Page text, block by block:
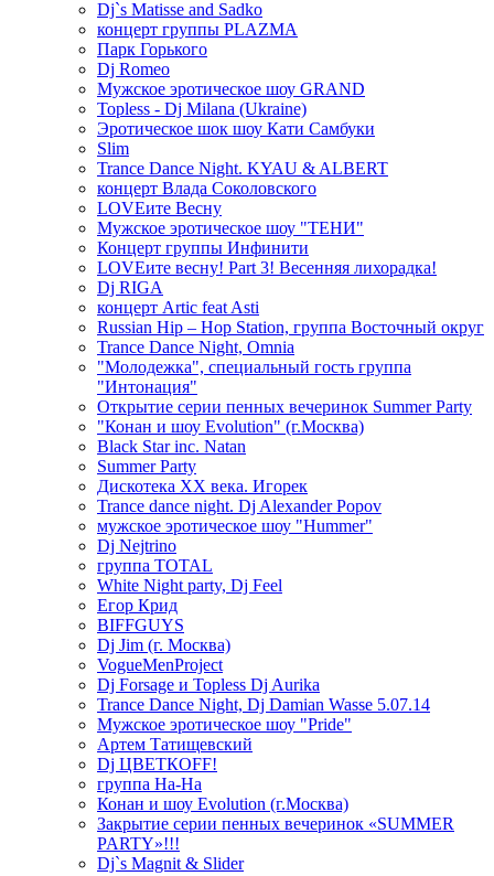
Dj`s Matisse and Sadko
концерт группы PLAZMA
Парк Горького
Dj Romeo
Мужское эротическое шоу GRAND
Topless - Dj Milana (Ukraine)
Эротическое шок шоу Кати Самбуки
Slim
Trance Dance Night. KYAU & ALBERT
концерт Влада Соколовского
LOVEите Весну
Мужское эротическое шоу "ТЕНИ"
Концерт группы Инфинити
LOVEите весну! Part 3! Весенняя лихорадка!
Dj RIGA
концерт Artic feat Asti
Russian Hip – Hop Station, группа Восточный округ
Trance Dance Night, Omnia
"Молодежка", специальный гость группа
"Интонация"
Открытие серии пенных вечеринок Summer Party
"Конан и шоу Evolution" (г.Москва)
Black Star inc. Natan
Summer Party
Дискотека ХХ века. Игорек
Trance dance night. Dj Alexander Popov
мужское эротическое шоу "Hummer"
Dj Nejtrino
группа TOTAL
White Night party, Dj Feel
Егор Крид
BIFFGUYS
Dj Jim (г. Москва)
VogueMenProject
Dj Forsage и Topless Dj Aurika
Trance Dance Night, Dj Damian Wasse 5.07.14
Мужское эротическое шоу "Pride"
Артем Татищевский
Dj ЦВЕТКOFF!
группа На-На
Конан и шоу Evolution (г.Москва)
Закрытие серии пенных вечеринок «SUMMER
PARTY»!!!
Dj`s Magnit & Slider